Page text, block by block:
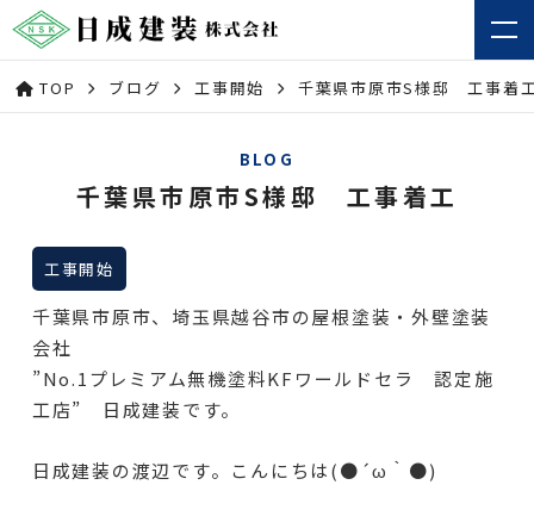
TOP ブログ 工事開始 千葉県市原市S様邸 工事着
BLOG
千葉県市原市S様邸 工事着工
工事開始
千葉県市原市、埼玉県越谷市の屋根塗装・外壁塗装
会社
”No.1プレミアム無機塗料KFワールドセラ 認定施
工店” 日成建装です。
日成建装の渡辺です。こんにちは(●´ω｀●)